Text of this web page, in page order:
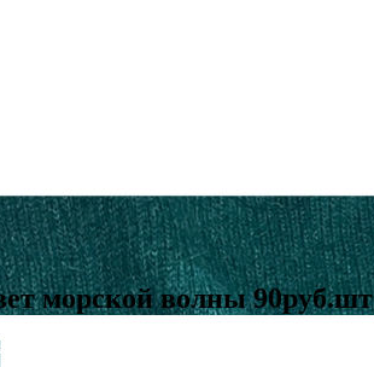
морской волны 90руб.шт